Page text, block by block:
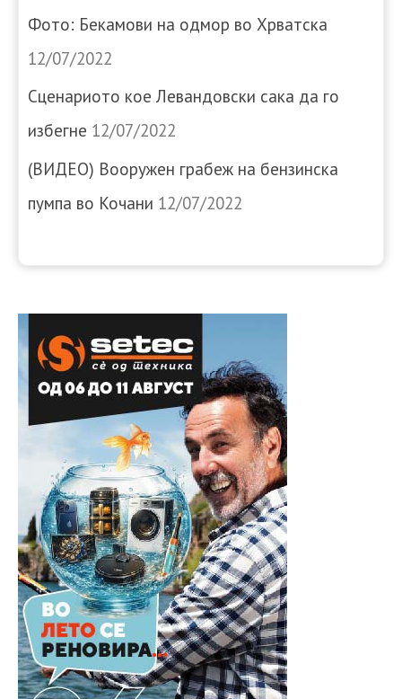
Фото: Бекамови на одмор во Хрватска
12/07/2022
Сценариото кое Левандовски сака да го
избегне 12/07/2022
(ВИДЕО) Вооружен грабеж на бензинска
пумпа во Кочани 12/07/2022